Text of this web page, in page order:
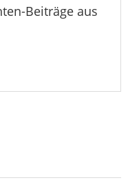
Beiträge aus